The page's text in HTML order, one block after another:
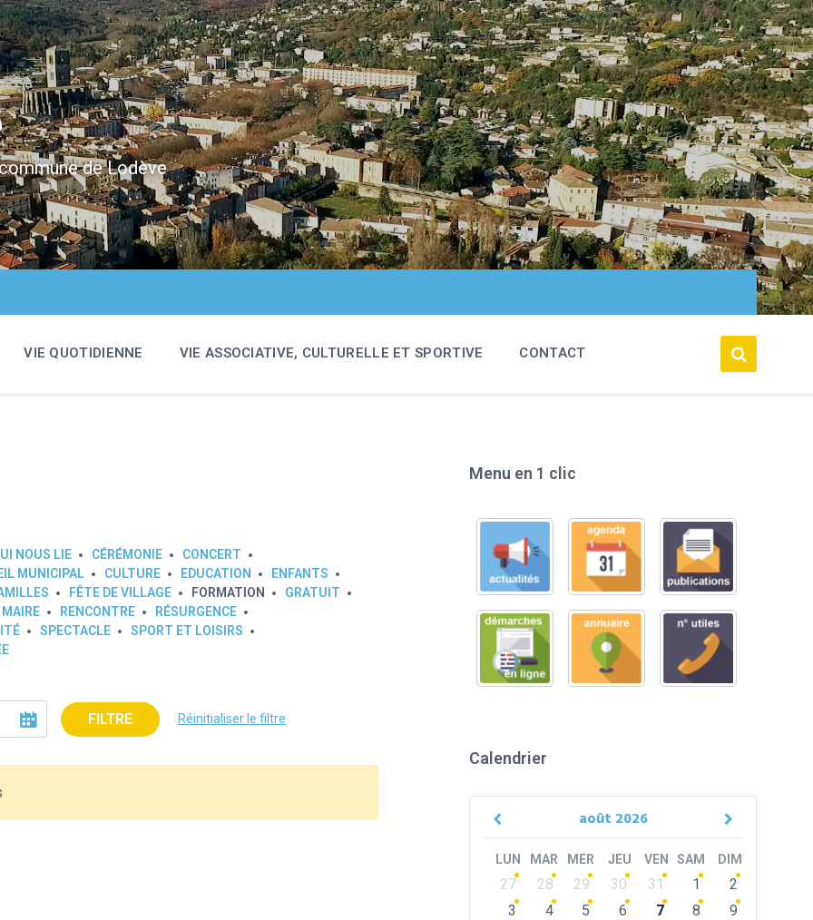
de Lodève
VIE QUOTIDIENNE VIE ASSOCIATIVE, CULTURELLE ET SPORTIVE CONTACT
NOUS LIE CÉRÉMONIE
CONCERT
MUNICIPAL CULTURE EDUCATION
ENFANTS
FÊTE DE VILLAGE FORMATION
GRATUIT
MAIRE RENCONTRE
RÉSURGENCE
SPECTACLE
SPORT ET LOISIRS
FILTRE Réinitialiser le filtre
Menu en 1 clic
Calendrier
août 2026
Previous
Next
LUN MAR MER JEU VEN SAM DIM
Skip
calendar
days
27 28 29 30 31 1
2
3
4 5 6 7 8
9